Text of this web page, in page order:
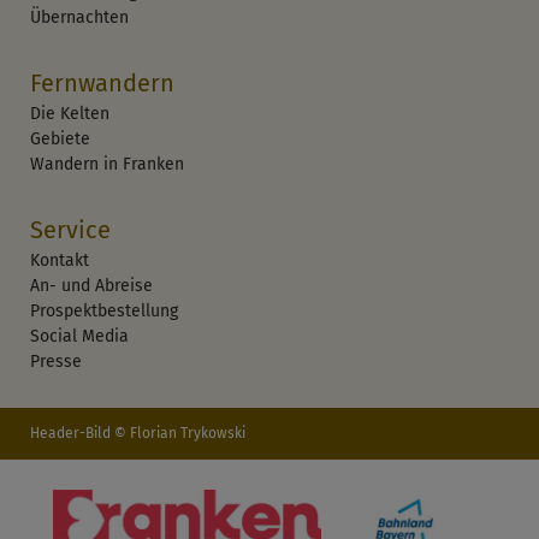
Übernachten
Fernwandern
Die Kelten
Gebiete
Wandern in Franken
Service
Kontakt
An- und Abreise
Prospektbestellung
Social Media
Presse
Header-Bild © Florian Trykowski